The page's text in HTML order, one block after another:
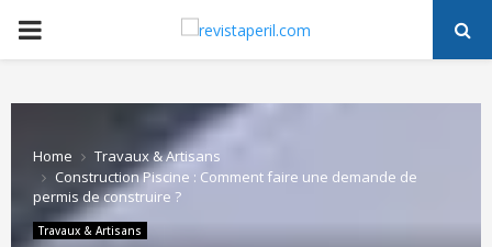
PRIMARY
Home
Travaux & Artisans
Construction Piscine : Comment faire une demande de
permis de construire ?
Travaux & Artisans